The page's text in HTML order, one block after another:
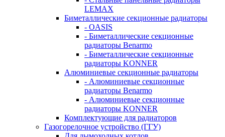
LEMAX
Биметаллические секционные радиаторы
- OASIS
- Биметаллические секционные
радиаторы Benarmo
- Биметаллические секционные
радиаторы KONNER
Алюминиевые секционные радиаторы
- Алюминиевые секционные
радиаторы Benarmo
- Алюминиевые секционные
радиаторы KONNER
Комплектующие для радиаторов
Газогорелочное устройство (ГГУ)